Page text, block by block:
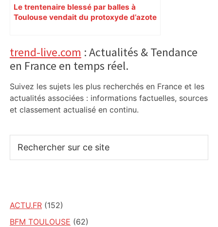
Le trentenaire blessé par balles à
Toulouse vendait du protoxyde d’azote
Primary
Sidebar
trend-live.com : Actualités & Tendance
en France en temps réel.
Suivez les sujets les plus recherchés en France et les
actualités associées : informations factuelles, sources
et classement actualisé en continu.
sur
ACTU.FR (152)
BFM TOULOUSE (62)